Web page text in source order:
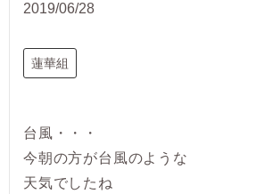
2019/06/28
蓮華組
台風・・・
今朝の方が台風のような
天気でしたね